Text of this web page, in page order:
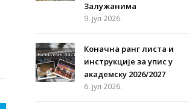
Залужанима
9. јул 2026.
Коначна ранг листа и
инструкције за упис у
академску 2026/2027
6. јул 2026.